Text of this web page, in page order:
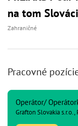
na tom Slováci
Zahraničné
Pracovné
Operátor/
Grafton Slovakia s.r.o.,